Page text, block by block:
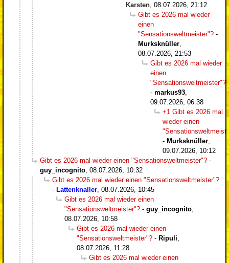
Karsten 08.07.2026, 21:12
Gibt es 2026 mal wieder
einen
"Sensationsweltmeister"? -
Murksknüller
08.07.2026, 21:53
Gibt es 2026 mal wieder
einen
"Sensationsweltmeister"?
- markus93
09.07.2026, 06:38
+1 Gibt es 2026 mal
wieder einen
- Murksknüller
09.07.2026, 10:12
Gibt es 2026 mal wieder einen "Sensationsweltmeister"? -
guy_incognito 08.07.2026, 10:32
Gibt es 2026 mal wieder einen "Sensationsweltmeister"?
- Lattenknaller 08.07.2026, 10:45
Gibt es 2026 mal wieder einen
"Sensationsweltmeister"? - guy_incognito
08.07.2026, 10:58
Gibt es 2026 mal wieder einen
"Sensationsweltmeister"? - Ripuli
08.07.2026, 11:28
Gibt es 2026 mal wieder einen